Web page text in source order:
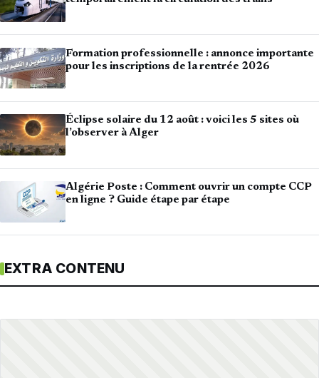
Formation professionnelle : annonce importante
pour les inscriptions de la rentrée 2026
Éclipse solaire du 12 août : voici les 5 sites où
l’observer à Alger
Algérie Poste : Comment ouvrir un compte CCP
en ligne ? Guide étape par étape
EXTRA CONTENU